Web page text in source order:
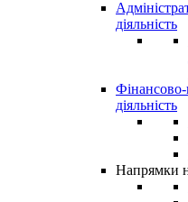
діяльність
Фінансово-
діяльність
Напрямки